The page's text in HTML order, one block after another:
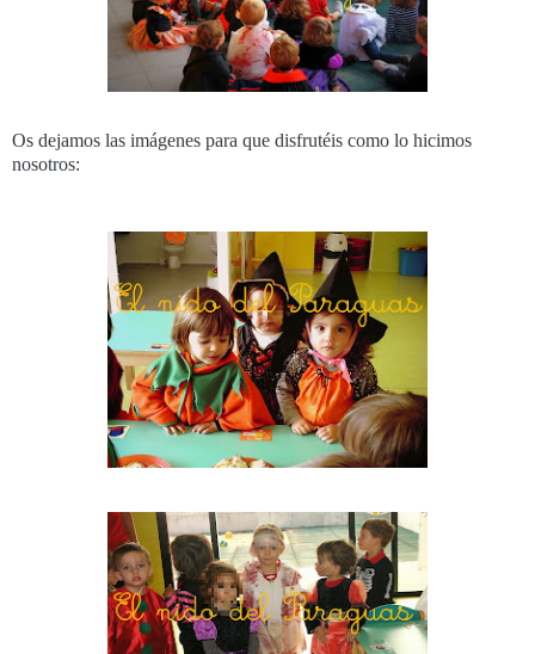
Os dejamos las imágenes para que disfrutéis como lo hicimos
nosotros: